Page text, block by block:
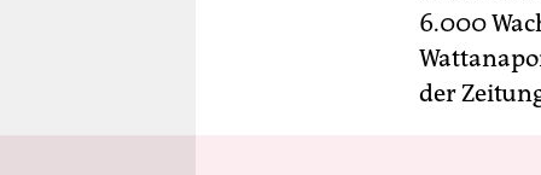
6.000
der